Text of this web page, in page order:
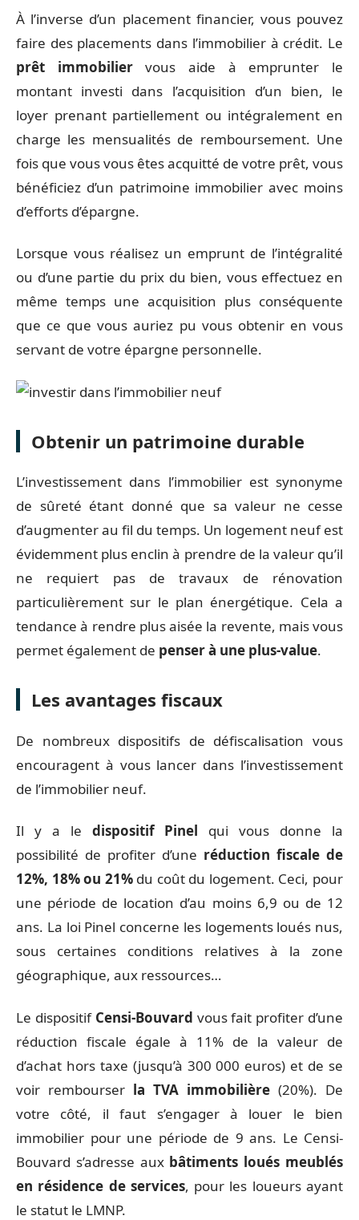
À l’inverse d’un placement financier, vous pouvez
faire des placements dans l’immobilier à crédit. Le
prêt immobiliervous aide à emprunter le
montant investi dans l’acquisition d’un bien, le
loyer prenant partiellement ou intégralement en
charge les mensualités de remboursement. Une
fois que vous vous êtes acquitté de votre prêt, vous
bénéficiez d’un patrimoine immobilier avec moins
d’efforts d’épargne.
Lorsque vous réalisez un emprunt de l’intégralité
ou d’une partie du prix du bien, vous effectuez en
même temps une acquisition plus conséquente
que ce que vous auriez pu vous obtenir en vous
servant de votre épargne personnelle.
Obtenir un patrimoine durable
L’investissement dans l’immobilier est synonyme
de sûreté étant donné que sa valeur ne cesse
d’augmenter au fil du temps. Un logement neuf est
évidemment plus enclin à prendre de la valeur qu’il
ne requiert pas de travaux de rénovation
particulièrement sur le plan énergétique. Cela a
tendance à rendre plus aisée la revente, mais vous
permet également de penser à une plus-value.
Les avantages fiscaux
De nombreux dispositifs de défiscalisation vous
encouragent à vous lancer dans l’investissement
de l’immobilier neuf.
Il y a le dispositif Pinel qui vous donne la
possibilité de profiter d’une réduction fiscale de
12%, 18% ou 21%du coût du logement. Ceci, pour
une période de location d’au moins 6,9 ou de 12
ans. La loi Pinel concerne les logements loués nus,
sous certaines conditions relatives à la zone
géographique, aux ressources…
Le dispositif Censi-Bouvard vous fait profiter d’une
réduction fiscale égale à 11% de la valeur de
d’achat hors taxe (jusqu’à 300 000 euros) et de se
voir rembourser la TVA immobilière (20%). De
votre côté, il faut s’engager à louer le bien
immobilier pour une période de 9 ans. Le Censi-
Bouvard s’adresse aux bâtiments loués meublés
en résidence de services, pour les loueurs ayant
le statut le LMNP.